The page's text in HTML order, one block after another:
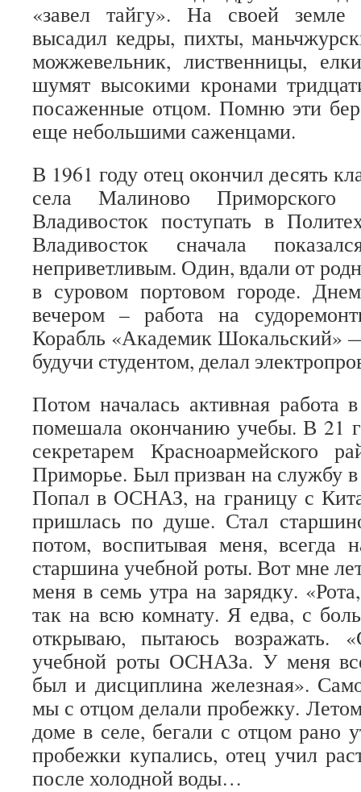
«завел тайгу». На своей земле
высадил кедры, пихты,
можжевельник, лиственницы,
шумят высокими кронами
посаженные отцом. Помню эти
еще небольшими саженцами.
В 1961 году отец окончил десять
села Малиново
Владивосток поступать в
Владивосток сначала
неприветливым. Один, вдали от
в суровом портовом городе.
вечером – работа на
Корабль «Академик Шокальский»
будучи студентом, делал
Потом началась активная работа
помешала окончанию учебы. В 21
секретарем Красноармейского
Приморье. Был призван на службу
Попал в ОСНАЗ, на границу с
пришлась по душе. Стал
потом, воспитывая меня, всегда
старшина учебной роты. Вот мне
меня в семь утра на зарядку.
так на всю комнату. Я едва, с
открываю, пытаюсь возражать.
учебной роты ОСНАЗа. У меня
был и дисциплина железная».
мы с отцом делали пробежку.
доме в селе, бегали с отцом рано
пробежки купались, отец учил
после холодной воды…